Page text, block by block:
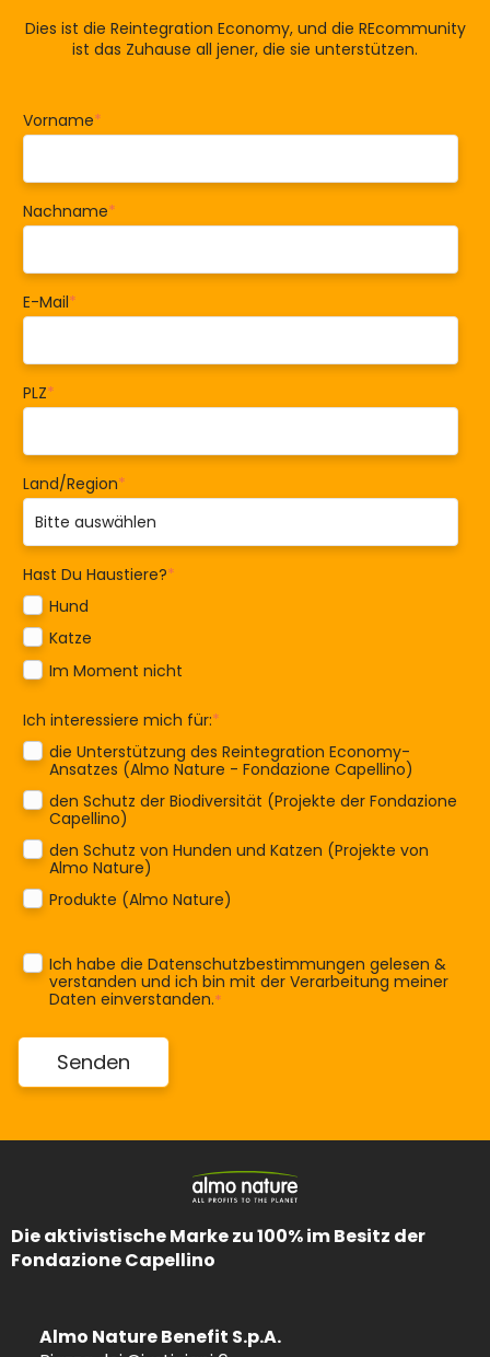
Dies ist die Reintegration Economy, und die REcommunity
ist das Zuhause all jener, die sie unterstützen.
Vorname*
Nachname*
E-Mail*
PLZ*
Land/Region*
Hast Du Haustiere?*
Hund
Katze
Im Moment nicht
Ich interessiere mich für:*
die Unterstützung des Reintegration Economy-
Ansatzes (Almo Nature - Fondazione Capellino)
den Schutz der Biodiversität (Projekte der Fondazione
Capellino)
den Schutz von Hunden und Katzen (Projekte von
Almo Nature)
Produkte (Almo Nature)
Ich habe die Datenschutzbestimmungen gelesen &
verstanden und ich bin mit der Verarbeitung meiner
Daten einverstanden.*
Die aktivistische Marke zu 100% im Besitz der
Fondazione Capellino
Almo Nature Benefit S.p.A.